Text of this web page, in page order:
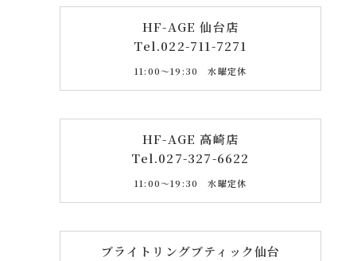
HF-AGE 仙台店
Tel.022-711-7271
11:00〜19:30 水曜定休
HF-AGE 高崎店
Tel.027-327-6622
11:00〜19:30 水曜定休
ブライトリングブティック仙台